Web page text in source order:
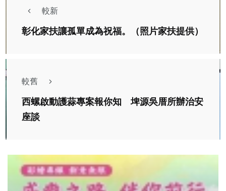
較新
彰化家扶讓孤單成為祝福。（照片家扶提供）
較舊
西螺啟動護蒜專案報你知 埤源吳厝所辦治安
座談